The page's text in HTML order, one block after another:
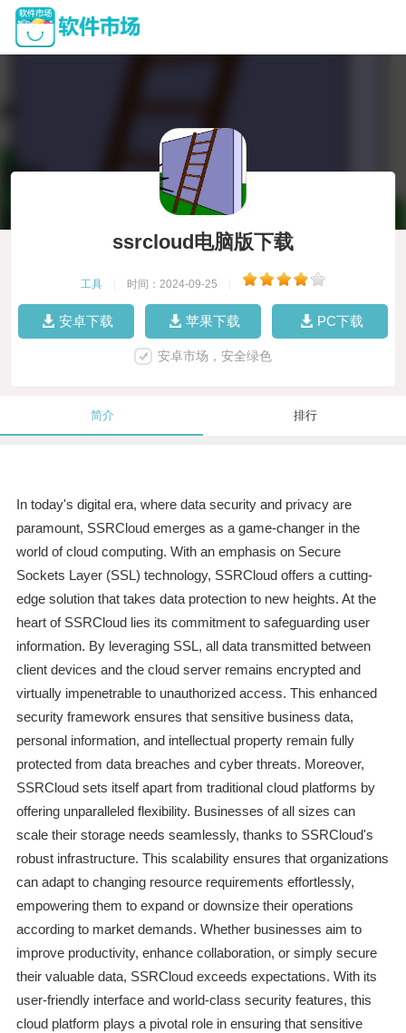
ssrcloud电脑版下载
工具 时间：2024-09-25
安卓下载 苹果下载 PC下载
安卓市场，安全绿色
简介 排行
In today's digital era, where data security and privacy are
paramount, SSRCloud emerges as a game-changer in the
world of cloud computing. With an emphasis on Secure
Sockets Layer (SSL) technology, SSRCloud offers a cutting-
edge solution that takes data protection to new heights. At the
heart of SSRCloud lies its commitment to safeguarding user
information. By leveraging SSL, all data transmitted between
client devices and the cloud server remains encrypted and
virtually impenetrable to unauthorized access. This enhanced
security framework ensures that sensitive business data,
personal information, and intellectual property remain fully
protected from data breaches and cyber threats. Moreover,
SSRCloud sets itself apart from traditional cloud platforms by
offering unparalleled flexibility. Businesses of all sizes can
scale their storage needs seamlessly, thanks to SSRCloud's
robust infrastructure. This scalability ensures that organizations
can adapt to changing resource requirements effortlessly,
empowering them to expand or downsize their operations
according to market demands. Whether businesses aim to
improve productivity, enhance collaboration, or simply secure
their valuable data, SSRCloud exceeds expectations. With its
user-friendly interface and world-class security features, this
cloud platform plays a pivotal role in ensuring that sensitive